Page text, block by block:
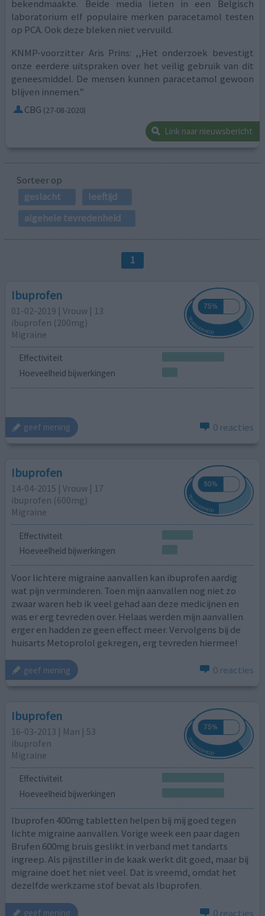
bekendmaakte. Beide media lieten in een Belgisch
laboratorium elf populaire merken paracetamol testen
op PCA. Ook deze bleken niet vervuild.
KNMP-voorzitter Aris Prins: ,,Het onderzoek bevestigt
onze eerdere uitspraken over het veilig gebruik van dit
geneesmiddel. De mensen kunnen paracetamol gewoon
blijven innemen.”
CBG (27-08-2020)
Link naar nieuwsbericht
Sorteer op
geslacht
leeftijd
algehele tevredenheid
1
Ibuprofen
01-02-2019 | Vrouw | 13
ibuprofen (200mg)
Migraine
Effectiviteit
Hoeveelheid bijwerkingen
geef mening 0 reacties
Ibuprofen
14-04-2015 | Vrouw | 17
ibuprofen (600mg)
Migraine
Effectiviteit
Hoeveelheid bijwerkingen
Voor lichtere migraine aanvallen kan ibuprofen aardig
wat pijn verminderen. Toen mijn aanvallen nog niet zo
zwaar waren heb ik veel gehad aan deze medicijnen en
was er erg tevreden over. Helaas werden mijn aanvallen
erger en hadden ze geen effect meer. Vervolgens bij de
huisarts Metoprolol gekregen, erg tevreden hiermee!
geef mening 0 reacties
Ibuprofen
16-03-2013 | Man | 53
ibuprofen
Migraine
Effectiviteit
Hoeveelheid bijwerkingen
Ibuprofen 400mg tabletten helpen bij mij goed tegen
lichte migraine aanvallen. Vorige week een paar dagen
Brufen 600mg bruis geslikt in verband met tandarts
ingreep. Als pijnstiller in de kaak werkt dit goed, maar bij
migraine doet het niet veel. Dat is vreemd, omdat het
dezelfde werkzame stof bevat als Ibuprofen.
geef mening 0 reacties